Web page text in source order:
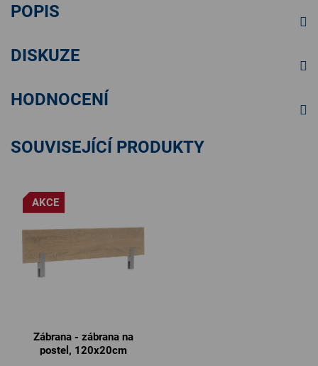
POPIS
DISKUZE
HODNOCENÍ
SOUVISEJÍCÍ PRODUKTY
AKCE
Zábrana - zábrana na
postel, 120x20cm